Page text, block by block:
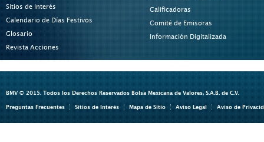
Sitios de Interés
Calendario de Días Festivos
Glosario
Revista Acciones
Calificadoras
Comité de Emisoras
Información Digitalizada
BMV © 2015. Todos los Derechos Reservados Bolsa Mexicana de Valores, S.A.B. de C.V.
Preguntas Frecuentes Sitios de Interés Mapa de Sitio Aviso Legal Aviso de